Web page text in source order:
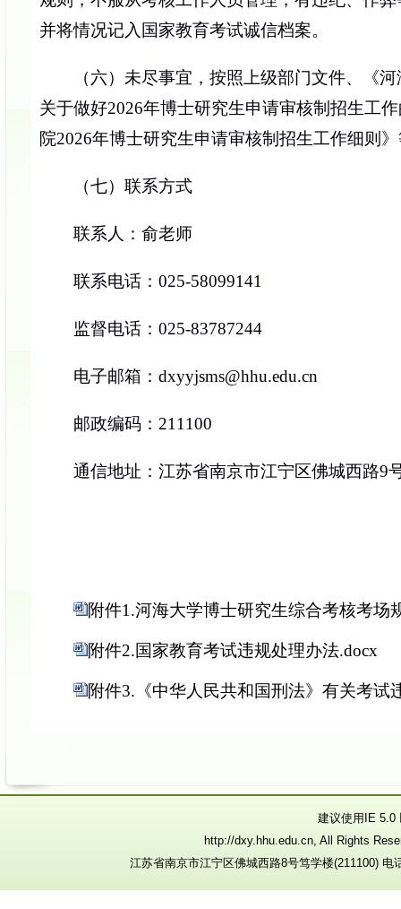
并将情况记入国家教育考试诚信档案。
（六）未尽事宜，按照上级部门文件、《
关于做好2026年博士研究生申请审核制招生工
院2026年博士研究生申请审核制招生工作细则
（七）联系方式
联系人：俞老师
联系电话：025-58099141
监督电话：025-83787244
电子邮箱：dxyyjsms@hhu.edu.cn
邮政编码：211100
通信地址：江苏省南京市江宁区佛城西路9
附件1.河海大学博士研究生综合考核考场
附件2.国家教育考试违规处理办法.docx
附件3.《中华人民共和国刑法》有关考试
建议使用IE 5.0
http://dxy.hhu.edu.cn, All Rights
江苏省南京市江宁区佛城西路8号笃学楼(211100)